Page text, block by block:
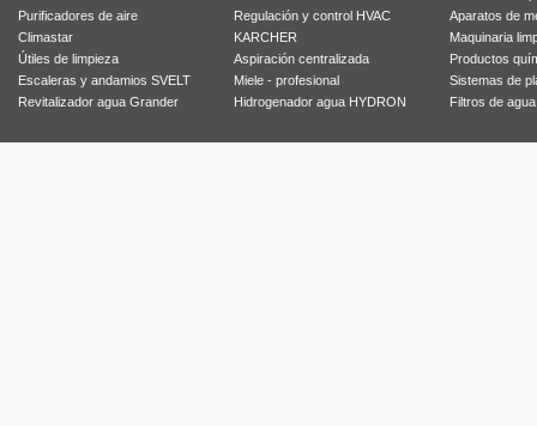
Purificadores de aire
Regulación y control HVAC
Aparatos de
Climastar
KARCHER
Maquinaria
Útiles de limpieza
Aspiración centralizada
Productos
Escaleras y andamios SVELT
Miele - profesional
Sistemas de
Revitalizador agua Grander
Hidrogenador agua HYDRON Filtros de